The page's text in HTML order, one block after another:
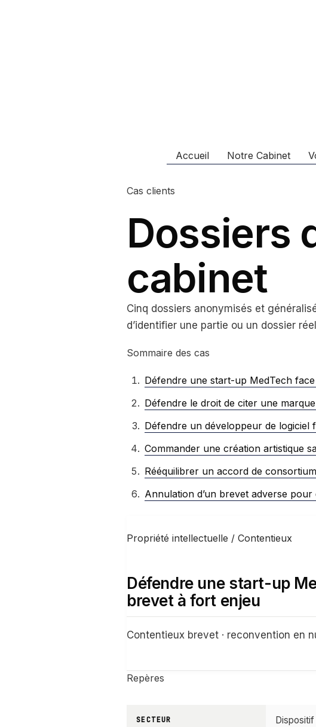
Accueil Notre Cabinet
Cas clients
Dossiers
cabinet
Cinq dossiers anonymisés et
d’identifier une partie ou un dossier
Sommaire des cas
Défendre une start-up MedTech
Défendre le droit de citer une
Défendre un développeur de logiciel
Commander une création artistique
Rééquilibrer un accord de
Annulation d’un brevet adverse pour
Propriété intellectuelle / Contentieux
Défendre une start-up
brevet à fort enjeu
Contentieux brevet · reconvention en
Repères
SECTEUR